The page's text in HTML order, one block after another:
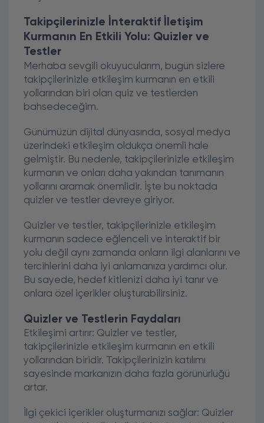
Takipçilerinizle İnteraktif İletişim
Kurmanın En Etkili Yolu: Quizler ve
Testler
Merhaba sevgili okuyucularım, bugün sizlere
takipçilerinizle etkileşim kurmanın en etkili
yollarından biri olan quiz ve testlerden
bahsedeceğim.
Günümüzün dijital dünyasında, sosyal medya
üzerindeki etkileşim oldukça önemli hale
gelmiştir. Bu nedenle, takipçilerinizle etkileşim
kurmanın ve onları daha yakından tanımanın
yollarını aramak önemlidir. İşte bu noktada
quizler ve testler devreye giriyor.
Quizler ve testler, takipçilerinizle etkileşim
kurmanın sadece eğlenceli ve interaktif bir
yolu değil aynı zamanda onların ilgi alanlarını ve
tercihlerini daha iyi anlamanıza yardımcı olur.
Bu sayede, hedef kitlenizi daha iyi tanır ve
onlara özel içerikler oluşturabilirsiniz.
Quizler ve Testlerin Faydaları
Etkileşimi artırır: Quizler ve testler,
takipçilerinizle etkileşim kurmanın en etkili
yollarından biridir. Takipçilerinizin katılımı
sayesinde markanızın daha fazla görünürlüğü
artar.
İlgi çekici içerikler oluşturmanızı sağlar: Quizler